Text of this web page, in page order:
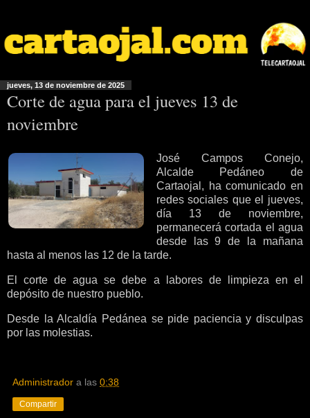
jueves, 13 de noviembre de 2025
Corte de agua para el jueves 13 de
noviembre
José Campos Conejo,
Alcalde Pedáneo de
Cartaojal, ha comunicado en
redes sociales que el jueves,
día 13 de noviembre,
permanecerá cortada el agua
desde las 9 de la mañana
hasta al menos las 12 de la tarde.
El corte de agua se debe a labores de limpieza en el
depósito de nuestro pueblo.
Desde la Alcaldía Pedánea se pide paciencia y disculpas
por las molestias.
Administrador a las 0:38
Compartir